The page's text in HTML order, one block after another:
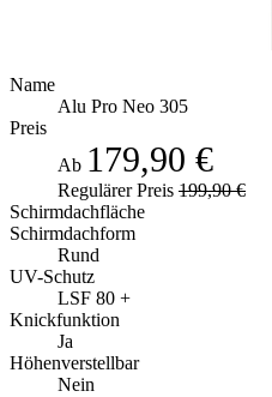
Name
Alu Pro Neo 305
Preis
Ab 179,90 €
Regulärer Preis 199,90 €
Schirmdachfläche
Schirmdachform
Rund
UV-Schutz
LSF 80 +
Knickfunktion
Ja
Höhenverstellbar
Nein